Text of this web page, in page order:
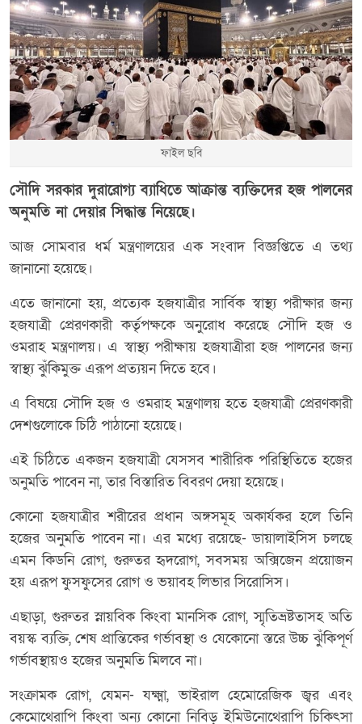
ফাইল ছবি
সৌদি সরকার দুরারোগ্য ব্যাধিতে আক্রান্ত ব্যক্তিদের হজ পালনের
অনুমতি না দেয়ার সিদ্ধান্ত নিয়েছে।
আজ সোমবার ধর্ম মন্ত্রণালয়ের এক সংবাদ বিজ্ঞপ্তিতে এ তথ্য
জানানো হয়েছে।
এতে জানানো হয়, প্রত্যেক হজযাত্রীর সার্বিক স্বাস্থ্য পরীক্ষার জন্য
হজযাত্রী প্রেরণকারী কর্তৃপক্ষকে অনুরোধ করেছে সৌদি হজ ও
ওমরাহ মন্ত্রণালয়। এ স্বাস্থ্য পরীক্ষায় হজযাত্রীরা হজ পালনের জন্য
স্বাস্থ্য ঝুঁকিমুক্ত এরূপ প্রত্যয়ন দিতে হবে।
এ বিষয়ে সৌদি হজ ও ওমরাহ মন্ত্রণালয় হতে হজযাত্রী প্রেরণকারী
দেশগুলোকে চিঠি পাঠানো হয়েছে।
এই চিঠিতে একজন হজযাত্রী যেসসব শারীরিক পরিস্থিতিতে হজের
অনুমতি পাবেন না, তার বিস্তারিত বিবরণ দেয়া হয়েছে।
কোনো হজযাত্রীর শরীরের প্রধান অঙ্গসমূহ অকার্যকর হলে তিনি
হজের অনুমতি পাবেন না। এর মধ্যে রয়েছে- ডায়ালাইসিস চলছে
এমন কিডনি রোগ, গুরুতর হৃদরোগ, সবসময় অক্সিজেন প্রয়োজন
হয় এরূপ ফুসফুসের রোগ ও ভয়াবহ লিভার সিরোসিস।
এছাড়া, গুরুতর স্নায়বিক কিংবা মানসিক রোগ, স্মৃতিভ্রষ্টতাসহ অতি
বয়স্ক ব্যক্তি, শেষ প্রান্তিকের গর্ভাবস্থা ও যেকোনো স্তরে উচ্চ ঝুঁকিপূর্ণ
গর্ভাবস্থায়ও হজের অনুমতি মিলবে না।
সংক্রামক রোগ, যেমন- যক্ষ্মা, ভাইরাল হেমোরেজিক জ্বর এবং
কেমোথেরাপি কিংবা অন্য কোনো নিবিড় ইমিউনোথেরাপি চিকিৎসা